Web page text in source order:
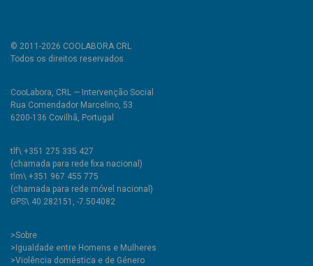
© 2011-2026 COOLABORA CRL
Todos os direitos reservados
CooLabora, CRL — Intervenção Social
Rua Comendador Marcelino, 53
6200-136 Covilhã, Portugal
tlf\ +351 275 335 427
(chamada para rede fixa nacional)
tlm\ +351 967 455 775
(chamada para rede móvel nacional)
GPS\ 40.282151, -7.504082
>Sobre
>Igualdade entre Homens e Mulheres
>Violência doméstica e de Género